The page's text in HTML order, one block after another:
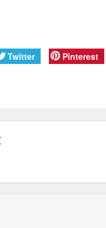
Twitter Pinterest